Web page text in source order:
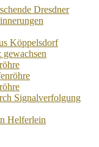
Dresdner
Köppelsdorf
Signalverfolgung
Helferlein